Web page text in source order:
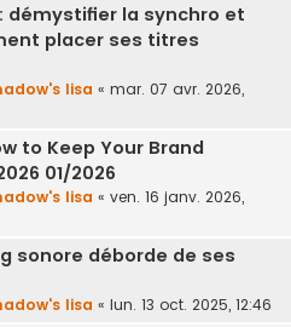
démystifier la synchro et
placer ses titres
lisa « mar. 07 avr. 2026,
to Keep Your Brand
01/2026
lisa « ven. 16 janv. 2026,
sonore déborde de ses
lisa « lun. 13 oct. 2025, 12:46